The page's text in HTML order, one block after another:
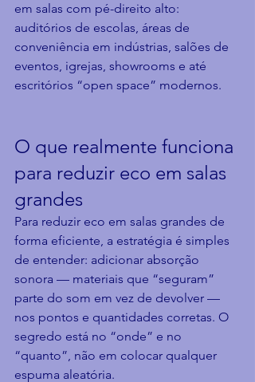
em salas com pé-direito alto:
auditórios de escolas, áreas de
conveniência em indústrias, salões de
eventos, igrejas, showrooms e até
escritórios “open space” modernos.
O que realmente funciona
para reduzir eco em salas
grandes
Para reduzir eco em salas grandes de
forma eficiente, a estratégia é simples
de entender: adicionar absorção
sonora — materiais que “seguram”
parte do som em vez de devolver —
nos pontos e quantidades corretas. O
segredo está no “onde” e no
“quanto”, não em colocar qualquer
espuma aleatória.